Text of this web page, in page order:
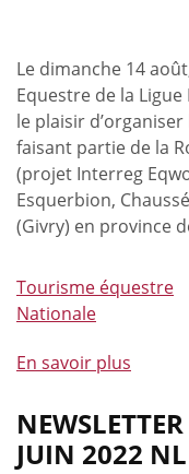
Le dimanche 14
Equestre de la
le plaisir
faisant partie de la
(projet Interreg
Esquerbion,
(Givry) en province
Tourisme équestre
Nationale
En savoir plus
de
et
JUIN 2022 NL